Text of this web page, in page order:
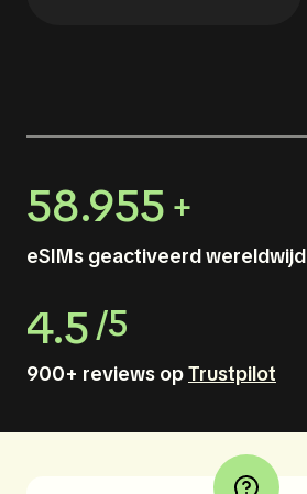
58.955 +
eSIMs geactiveerd wereldwijd
4.5/5
900+ reviews opTrustpilot